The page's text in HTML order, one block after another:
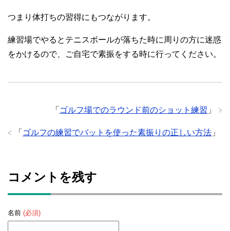
つまり体打ちの習得にもつながります。
練習場でやるとテニスボールが落ちた時に周りの方に迷惑
をかけるので、ご自宅で素振をする時に行ってください。
「 ゴルフ場でのラウンド前のショット練習 」
「 ゴルフの練習でバットを使った素振りの正しい方法 」
コメントを残す
名前 (必須)